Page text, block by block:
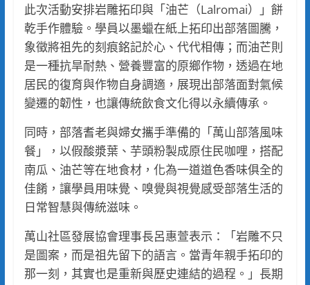
此次活動安排岩雕拓印與「油芒（Lalromai）」餅
乾手作體驗。學員以墨蠟在紙上拓印出部落圖騰，
象徵將祖先的刻痕銘記於心、代代相傳；而油芒則
是一種抗旱耐熱、營養豐富的原鄉作物，透過在地
居民的復育與作物自身調適，展現出部落面對氣候
變遷的韌性，也讓傳統飲食文化得以永續傳承。
同時，部落耆老與婦女攜手準備的「萬山部落風味
餐」，以假酸漿葉、芋頭粉製成原住民咖哩，搭配
南瓜、油芒等在地食材，化為一道道色香味俱全的
佳餚，讓學員用味覺、嗅覺與視覺感受部落生活的
日常智慧與傳統滋味。
萬山社區發展協會理事長呂惠萱表示：「岩雕不只
是圖案，而是祖先留下的語言。當青年親手拓印的
那一刻，其實也是重新與歷史連結的過程。」長期